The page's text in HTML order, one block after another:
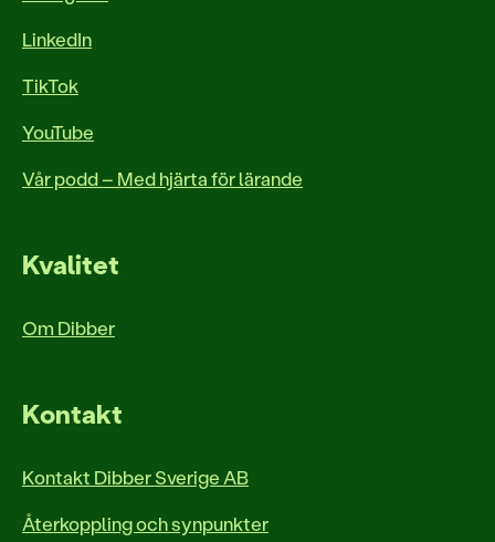
LinkedIn
TikTok
YouTube
Vår podd – Med hjärta för lärande
Kvalitet
Om Dibber
Kontakt
Kontakt Dibber Sverige AB
Återkoppling och synpunkter